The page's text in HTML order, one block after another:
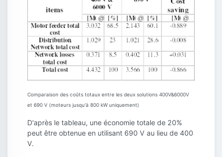
Comparaison des coûts totaux entre les deux solutions 400V&6000V
et 690 V (moteurs jusqu'à 800 kW uniquement)
D'après le tableau, une économie totale de 20%
peut être obtenue en utilisant 690 V au lieu de 400
V.